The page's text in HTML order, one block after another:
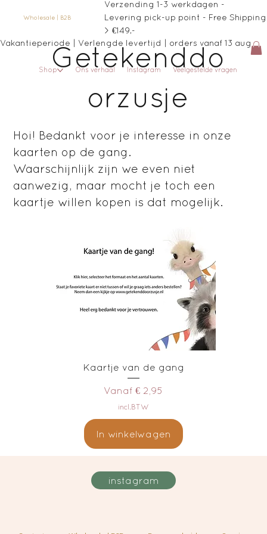
Verzending 1-3 werkdagen -
Levering pick-up point - Free Shipping
> €149,-
Wholesale | B2B
Vakantieperiode | Verlengde levertijd | orders vanaf 13 aug
Getekenddo
orzusje
Shop Ons verhaal Instagram Veelgestelde vragen
Hoi! Bedankt voor je interesse in onze
kaarten op de gang.
Waarschijnlijk zijn we even niet
aanwezig, maar mocht je toch een
kaartje willen kopen is dat mogelijk.
Kaartje van de gang
Vanaf€ 2,95
Verkoopprijs
incl.BTW
In winkelwagen
instagram